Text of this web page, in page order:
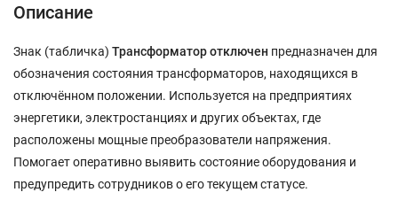
Описание
Знак (табличка) Трансформатор отключен предназначен для
обозначения состояния трансформаторов, находящихся в
отключённом положении. Используется на предприятиях
энергетики, электростанциях и других объектах, где
расположены мощные преобразователи напряжения.
Помогает оперативно выявить состояние оборудования и
предупредить сотрудников о его текущем статусе.